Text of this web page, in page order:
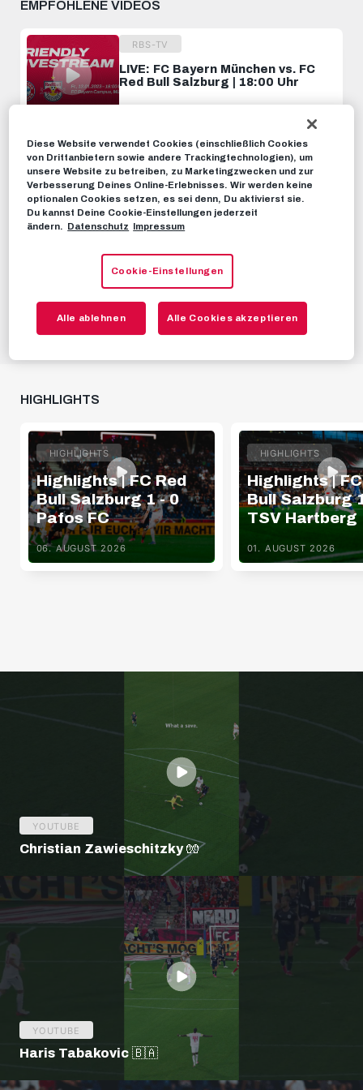
EMPFOHLENE VIDEOS
RBS-TV
LIVE: FC Bayern München vs. FC
Red Bull Salzburg | 18:00 Uhr
13. JANUAR 2023
RBS-TV
LIVE: FC Red Bull Salzburg vs.
Ferencvaros Budapest | 18:00 Uhr
30. JUNI 2023
LIVE: FC Red Bull Salzburg vs. HSV
| 10:30 Uhr
HIGHLIGHTS
HIGHLIGHTS
Highlights | FC Red
Bull Salzburg 1 - 0
Pafos FC
06. AUGUST 2026
HIGHLIGHTS
Highlights |
Bull Salzburg
TSV Hartberg
01. AUGUST 2026
YOUTUBE
Christian Zawieschitzky 🧤
YOUTUBE
Haris Tabakovic 🇧🇦
Diese Website verwendet Cookies (einschließlich Cookies
von Drittanbietern sowie andere Trackingtechnologien), um
unsere Website zu betreiben, zu Marketingzwecken und zur
Verbesserung Deines Online-Erlebnisses. Wir werden keine
optionalen Cookies setzen, es sei denn, Du aktivierst sie.
Du kannst Deine Cookie-Einstellungen jederzeit
ändern. Datenschutz Impressum
Cookie-Einstellungen
Alle ablehnen Alle Cookies akzeptieren